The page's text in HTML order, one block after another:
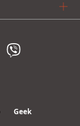
Geek